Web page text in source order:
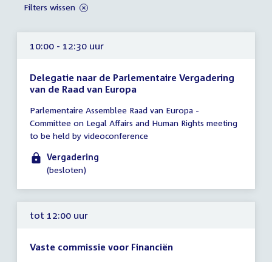
10:00 - 12:30 uur
Delegatie naar de Parlementaire Vergadering
van de Raad van Europa
vergadering
10:00
-
12:30
uur
Parlementaire Assemblee Raad van Europa -
Committee on Legal Affairs and Human Rights meeting
to be held by videoconference
Vergadering
(besloten)
tot 12:00 uur
Vaste commissie voor Financiën
Filters wissen